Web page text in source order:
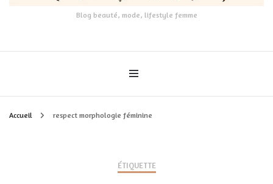
Blog beauté, mode, lifestyle femme
Accueil respect morphologie féminine
ÉTIQUETTE